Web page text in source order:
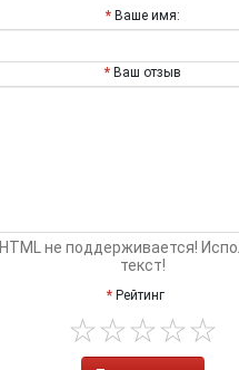
Ваше имя:
Ваш отзыв
HTML не поддерживается!
текст!
Рейтинг